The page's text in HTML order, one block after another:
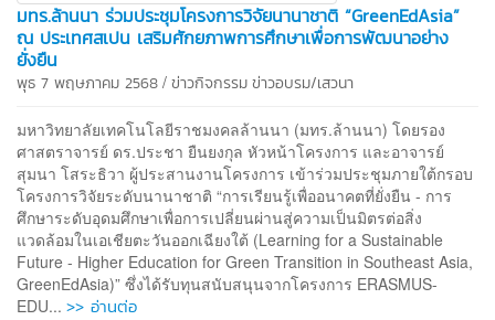
มทร.ล้านนา ร่วมประชุมโครงการวิจัยนานาชาติ “GreenEdAsia”
ณ ประเทศสเปน เสริมศักยภาพการศึกษาเพื่อการพัฒนาอย่าง
ยั่งยืน
พุธ 7 พฤษภาคม 2568 / ข่าวกิจกรรมข่าวอบรม/เสวนา
มหาวิทยาลัยเทคโนโลยีราชมงคลล้านนา (มทร.ล้านนา) โดยรอง
ศาสตราจารย์ ดร.ประชา ยืนยงกุล หัวหน้าโครงการ และอาจารย์
สุมนา โสระธิวา ผู้ประสานงานโครงการ เข้าร่วมประชุมภายใต้กรอบ
โครงการวิจัยระดับนานาชาติ “การเรียนรู้เพื่ออนาคตที่ยั่งยืน - การ
ศึกษาระดับอุดมศึกษาเพื่อการเปลี่ยนผ่านสู่ความเป็นมิตรต่อสิ่ง
แวดล้อมในเอเชียตะวันออกเฉียงใต้ (Learning for a Sustainable
Future - Higher Education for Green Transition in Southeast Asia,
GreenEdAsia)” ซึ่งได้รับทุนสนับสนุนจากโครงการ ERASMUS-
EDU... >> อ่านต่อ